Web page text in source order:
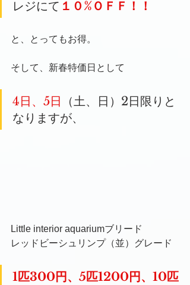
レジにて １０%ＯＦＦ！！
と、とってもお得。
そして、新春特価日として
4日、5日
（土、日）2日限りと
なりますが、
Little interior aquariumブリード
レッドビーシュリンプ（並）グレード
1匹300円、5匹1200円、10匹